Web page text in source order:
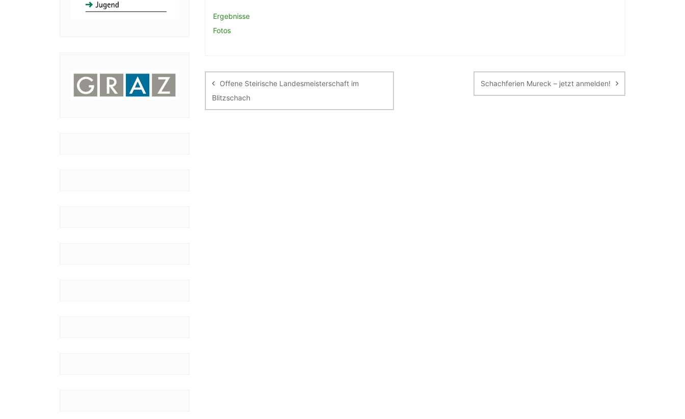
Ergebnisse
Fotos
Offene Steirische Landesmeisterschaft im
Blitzschach
Schachferien Mureck – jetzt anmelden!